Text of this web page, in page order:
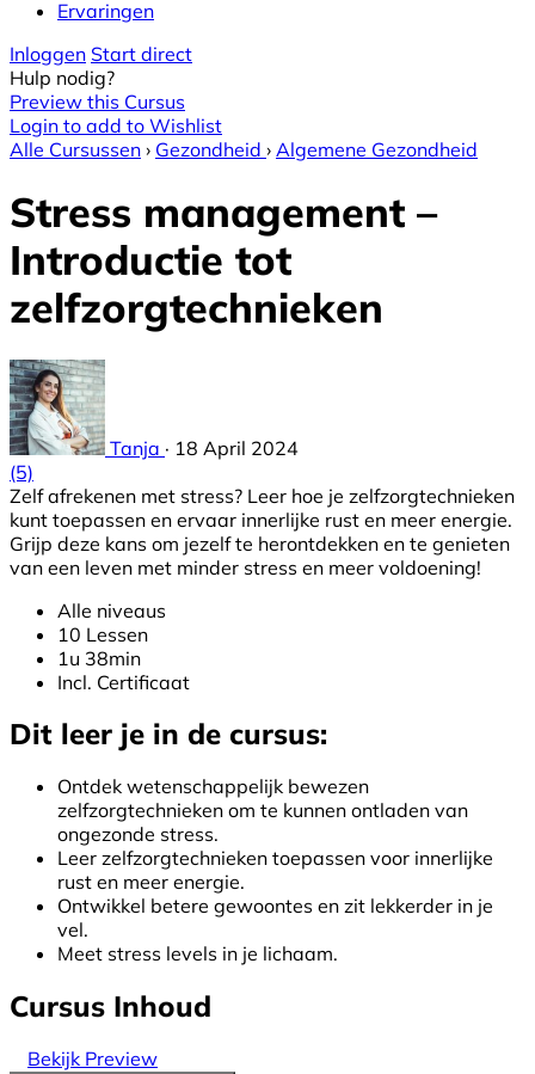
Ervaringen
Inloggen Start direct
Hulp nodig?
Preview this Cursus
Login to add to Wishlist
Alle Cursussen › Gezondheid › Algemene Gezondheid
Stress management –
Introductie tot
zelfzorgtechnieken
Tanja · 18 April 2024
(5)
Zelf afrekenen met stress? Leer hoe je zelfzorgtechnieken
kunt toepassen en ervaar innerlijke rust en meer energie.
Grijp deze kans om jezelf te herontdekken en te genieten
van een leven met minder stress en meer voldoening!
Alle niveaus
10 Lessen
1u 38min
Incl. Certificaat
Dit leer je in de cursus:
Ontdek wetenschappelijk bewezen
zelfzorgtechnieken om te kunnen ontladen van
ongezonde stress.
Leer zelfzorgtechnieken toepassen voor innerlijke
rust en meer energie.
Ontwikkel betere gewoontes en zit lekkerder in je
vel.
Meet stress levels in je lichaam.
Cursus Inhoud
Bekijk Preview